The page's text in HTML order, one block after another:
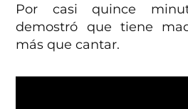
Por casi quince
demostró que tiene
más que cantar.